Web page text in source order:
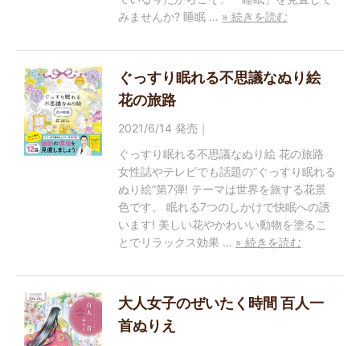
みませんか? 睡眠 … » 続きを読む
ぐっすり眠れる不思議なぬり絵
花の旅路
2021/6/14 発売｜
ぐっすり眠れる不思議なぬり絵 花の旅路
女性誌やテレビでも話題の”ぐっすり眠れる
ぬり絵”第7弾! テーマは世界を旅する花景
色です。 眠れる7つのしかけで快眠への誘
います! 美しい花やかわいい動物を塗るこ
とでリラックス効果 … » 続きを読む
大人女子のぜいたく時間 百人一
首ぬりえ